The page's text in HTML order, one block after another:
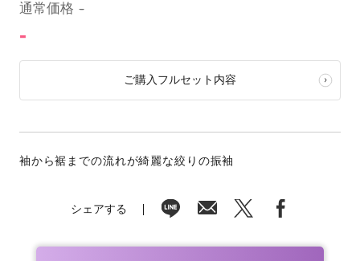
通常価格 -
-
ご購入フルセット内容
袖から裾までの流れが綺麗な絞りの振袖
シェアする